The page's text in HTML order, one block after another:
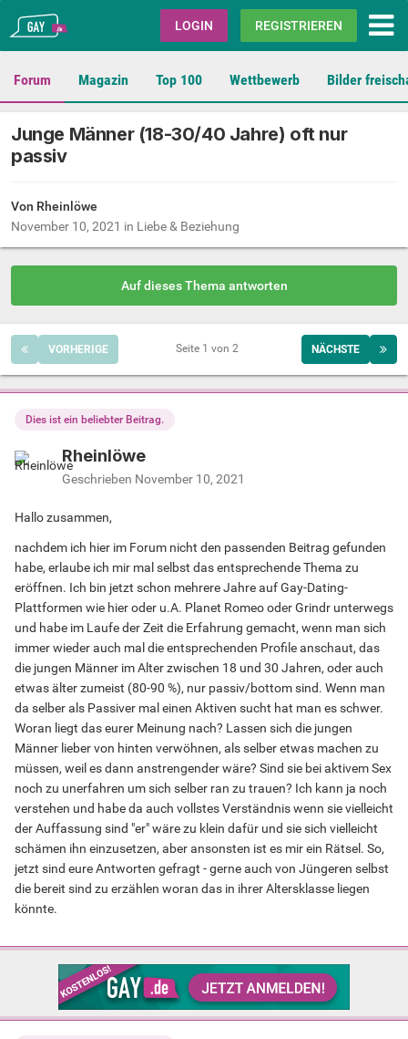
Gay.de LOGIN REGISTRIEREN
Forum Magazin Top 100 Wettbewerb Bilder
Junge Männer (18-30/40 Jahre) oft nur
passiv
Von Rheinlöwe
November 10, 2021 in Liebe & Beziehung
Auf dieses Thema antworten
VORHERIGE NÄCHSTE
Seite 1 von 2
Dies ist ein beliebter Beitrag.
Rheinlöwe
Geschrieben November 10, 2021
Hallo zusammen,
nachdem ich hier im Forum nicht den passenden Beitrag gefunden
habe, erlaube ich mir mal selbst das entsprechende Thema zu
eröffnen. Ich bin jetzt schon mehrere Jahre auf Gay-Dating-
Plattformen wie hier oder u.A. Planet Romeo oder Grindr unterwegs
und habe im Laufe der Zeit die Erfahrung gemacht, wenn man sich
immer wieder auch mal die entsprechenden Profile anschaut, das
die jungen Männer im Alter zwischen 18 und 30 Jahren, oder auch
etwas älter zumeist (80-90 %), nur passiv/bottom sind. Wenn man
da selber als Passiver mal einen Aktiven sucht hat man es schwer.
Woran liegt das eurer Meinung nach? Lassen sich die jungen
Männer lieber von hinten verwöhnen, als selber etwas machen zu
müssen, weil es dann anstrengender wäre? Sind sie bei aktivem Sex
noch zu unerfahren um sich selber ran zu trauen? Ich kann ja noch
verstehen und habe da auch vollstes Verständnis wenn sie vielleicht
der Auffassung sind "er" wäre zu klein dafür und sie sich vielleicht
schämen ihn einzusetzen, aber ansonsten ist es mir ein Rätsel. So,
jetzt sind eure Antworten gefragt - gerne auch von Jüngeren selbst
die bereit sind zu erzählen woran das in ihrer Altersklasse liegen
könnte.